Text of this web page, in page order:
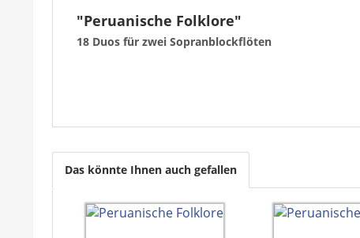
"Peruanische Folklore"
18 Duos für zwei Sopranblockflöten
Das könnte Ihnen auch gefallen